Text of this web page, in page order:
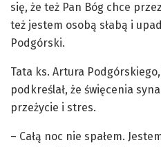
się, że też Pan Bóg chce
też jestem osobą słabą i
Podgórski.
Tata ks. Artura
podkreślał, że święcenia
przeżycie i stres.
– Całą noc nie spałem.